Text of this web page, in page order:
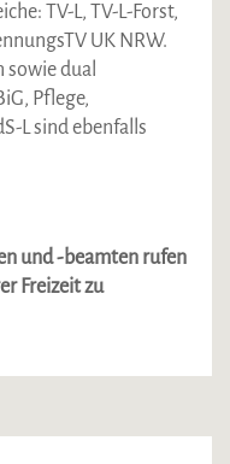
TV-L, TV-L-Forst,
UK NRW.
sowie dual
Pflege,
L sind ebenfalls
und -beamten rufen
Freizeit zu